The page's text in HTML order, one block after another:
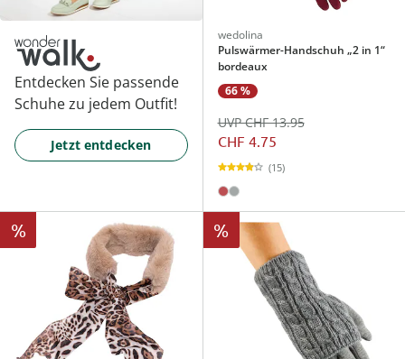
Entdecken Sie passende
Schuhe zu jedem Outfit!
Jetzt entdecken
wedolina
Pulswärmer-Handschuh „2 in 1“
bordeaux
66 %
CHF 4.75
UVP CHF 13.95
(15)
% %